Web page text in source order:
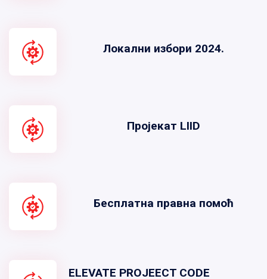
Локални избори 2024.
Пројекат LIID
Бесплатна правна помоћ
ELEVATE PROJEECT CODE